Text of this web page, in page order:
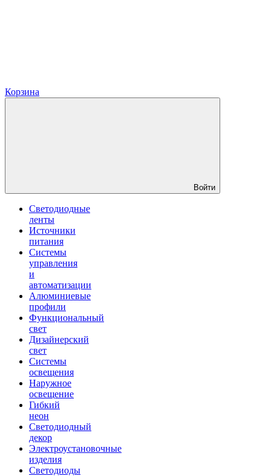
Корзина
Войти
Светодиодные
ленты
Источники
питания
Системы
управления
и
автоматизации
Алюминиевые
профили
Функциональный
свет
Дизайнерский
свет
Системы
освещения
Наружное
освещение
Гибкий
неон
Светодиодный
декор
Электроустановочные
изделия
Светодиоды